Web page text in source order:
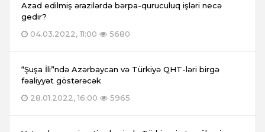
Azad edilmiş ərazilərdə bərpa-quruculuq işləri necə
gedir?
04.03.2022, 11:00
5680
“Şuşa İli”ndə Azərbaycan və Türkiyə QHT-ləri birgə
fəaliyyət göstərəcək
28.01.2022, 16:00
5965